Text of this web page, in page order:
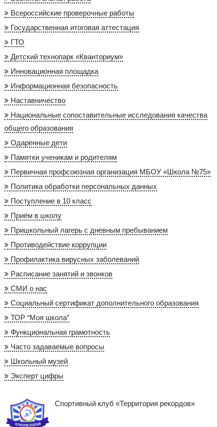
Всероссийские проверочные работы
Государственная итоговая аттестация
ГТО
Детский технопарк «Кванториум»
Инновационная площадка
Информационная безопасность
Наставничество
Национальные сопоставительные исследования качества
общего образования
Одаренные дети
Памятки ученикам и родителям
Первичная профсоюзная организация МБОУ «Школа №75»
Политика обработки персональных данных
Поступление в 10 класс
Приём в школу
Пришкольный лагерь с дневным пребыванием
Противодействие коррупции
Профилактика вирусных заболеваний
Расписание занятий и звонков
СМИ о нас
Социальный сертификат дополнительного образования
ТОР “Моя школа”
Функциональная грамотность
Часто задаваемые вопросы
Школьный музей
Эксперт цифры
Спортивный клуб «Территория рекордов»